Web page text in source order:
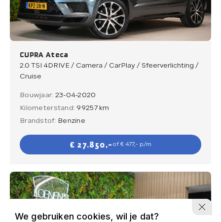
CUPRA Ateca
2.0 TSI 4DRIVE / Camera / CarPlay / Sfeerverlichting /
Cruise
Bouwjaar: 23-04-2020
Kilometerstand: 99257 km
Brandstof: Benzine
€ 27.850,- of € 477,- p/m
We gebruiken cookies, wil je dat?